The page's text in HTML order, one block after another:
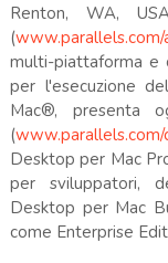
Renton, WA,
(
multi-piattaforma
per l'esecuzione
Mac®, presenta
(
Desktop per Mac
per sviluppatori,
Desktop per Mac
come Enterprise